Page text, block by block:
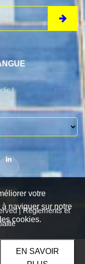
votre
naviguer sur notre
cookies.
EN SAVOIR
!
|Règlements et